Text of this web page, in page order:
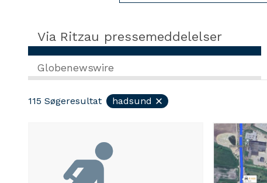
Via Ritzau pressemeddelelser
Globenewswire
115 Søgeresultat hadsund